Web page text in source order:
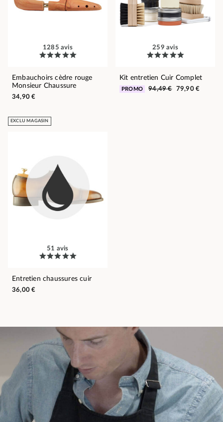
1285 avis
Embauchoirs cèdre rouge
Monsieur Chaussure
34,90 €
259 avis
Kit entretien Cuir Complet
PROMO 94,49 € 79,90 €
EXCLU MAGASIN
51 avis
Entretien chaussures cuir
36,00 €